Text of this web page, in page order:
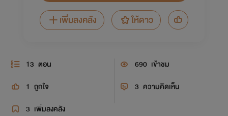
เพิ่มลงคลัง
ให้ดาว
13 ตอน 690 เข้าชม
1 ถูกใจ 3 ความคิดเห็น
3 เพิ่มลงคลัง